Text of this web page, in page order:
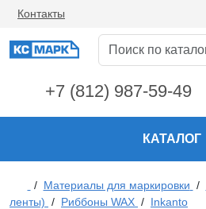
Контакты
+7 (812) 987-59-49
КАТАЛОГ
/ Материалы для маркировки /
ленты) / Риббоны WAX / Inkanto